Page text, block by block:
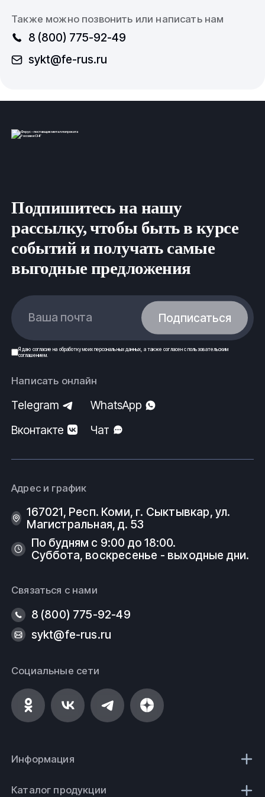
Также можно позвонить или написать нам
8 (800) 775-92-49
sykt@fe-rus.ru
Подпишитесь на нашу
рассылку, чтобы быть в курсе
событий и получать самые
выгодные предложения
Ваша почта Подписаться
Я даю согласие на обработку моих персональных данных , а также согласен спользовательским
соглашением.
Написать онлайн
Telegram
WhatsApp
Вконтакте
Чат
Адрес и график
167021, Респ. Коми, г. Сыктывкар, ул.
Магистральная, д. 53
По будням с 9:00 до 18:00.
Суббота, воскресенье - выходные дни.
Связаться с нами
8 (800) 775-92-49
sykt@fe-rus.ru
Социальные сети
Информация
Каталог продукции